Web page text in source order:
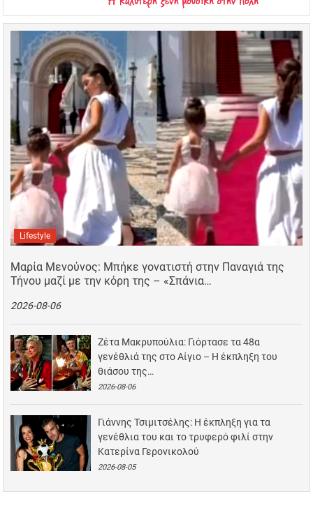
Lifestyle
Μαρία Μενούνος: Μπήκε γονατιστή στην Παναγιά της
Τήνου μαζί με την κόρη της – «Σπάνια…
2026-08-06
Ζέτα Μακρυπούλια: Γιόρτασε τα 48α
γενέθλιά της στο Αίγιο – Η έκπληξη του
θιάσου της…
2026-08-06
Γιάννης Τσιμιτσέλης: Η έκπληξη για τα
γενέθλια του και το τρυφερό φιλί στην
Κατερίνα Γερονικολού
2026-08-05